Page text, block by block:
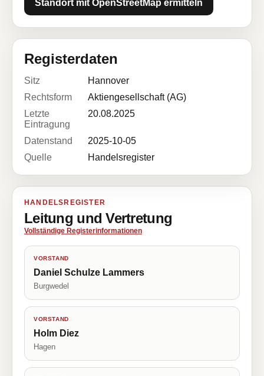
Standort mit OpenStreetMap ermitteln
Registerdaten
Sitz
Hannover
Rechtsform
Aktiengesellschaft (AG)
Letzte
Eintragung
20.08.2025
Datenstand
2025-10-05
Quelle
Handelsregister
HANDELSREGISTER
Leitung und Vertretung
Vollständige Registerinformationen
VORSTAND
Daniel Schulze Lammers
Burgwedel
VORSTAND
Holm Diez
Hagen